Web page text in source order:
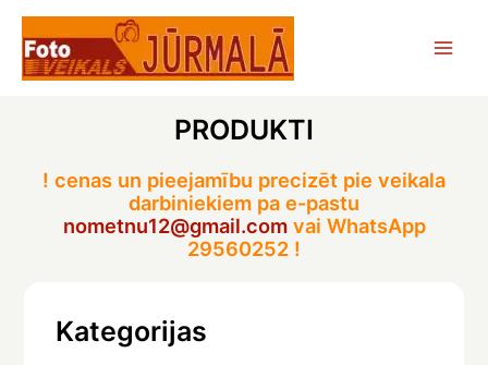
Skip
content
PRODUKTI
! cenas un pieejamību precizēt pie veikala
darbiniekiem pa e-pastu
nometnu12@gmail.comvai WhatsApp
29560252 !
Kategorijas